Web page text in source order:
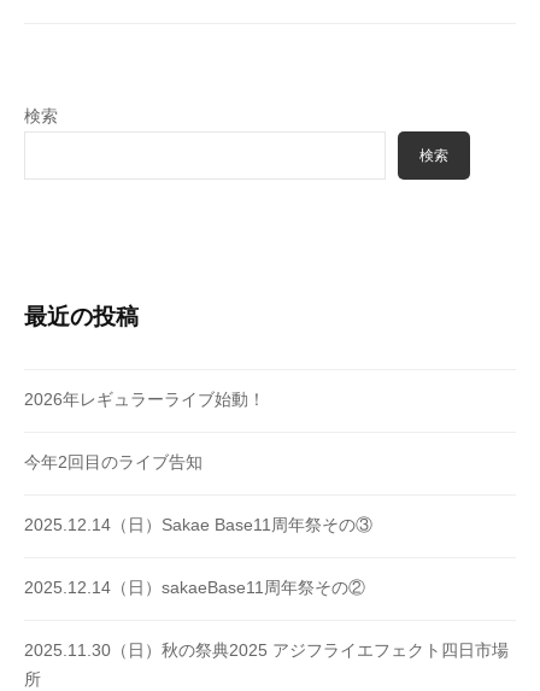
検索
検索
最近の投稿
2026年レギュラーライブ始動！
今年2回目のライブ告知
2025.12.14（日）Sakae Base11周年祭その③
2025.12.14（日）sakaeBase11周年祭その②
2025.11.30（日）秋の祭典2025 アジフライエフェクト四日市場
所